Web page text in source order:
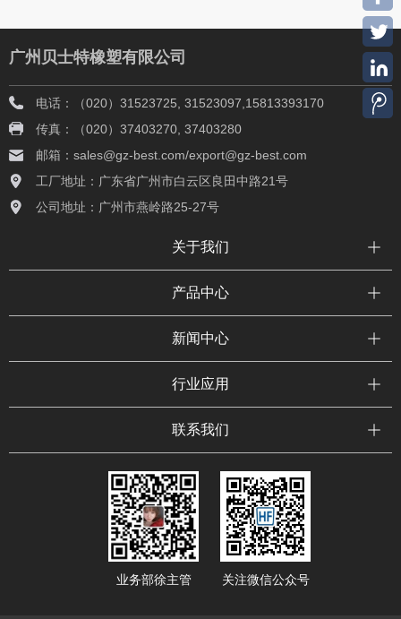
广州贝士特橡塑有限公司
电话：（020）31523725, 31523097,15813393170
传真：（020）37403270, 37403280
邮箱：sales@gz-best.com/export@gz-best.com
工厂地址：广东省广州市白云区良田中路21号
公司地址：广州市燕岭路25-27号
关于我们
产品中心
新闻中心
行业应用
联系我们
业务部徐主管 关注微信公众号